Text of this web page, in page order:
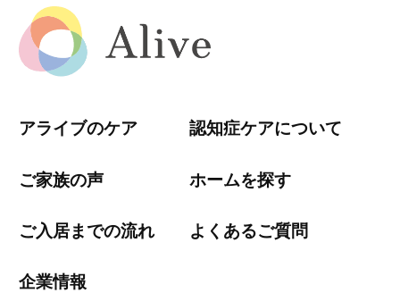
アライブのケア 認知症ケアについて
ご家族の声 ホームを探す
ご入居までの流れ よくあるご質問
企業情報